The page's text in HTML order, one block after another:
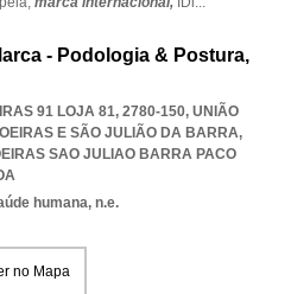
- Podologia & Postura,
91 LOJA 81, 2780-150, UNIÃO
E SÃO JULIÃO DA BARRA,
SAO JULIAO BARRA PACO
humana, n.e.
no Mapa